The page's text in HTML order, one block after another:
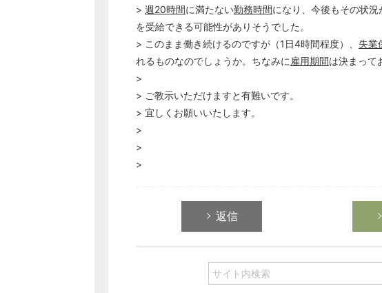
> 週20時間に満たない勤務時間になり、今後もその状
を受給できる可能性がありそうでした。
> このまま働き続けるのですが（1日4時間程度）、 失業
れるものなのでしょうか。ちなみに 雇用期間は決まって
>
> ご教示いただけますと有難いです。
> 宜しくお願いいたします。
>
>
>
返信